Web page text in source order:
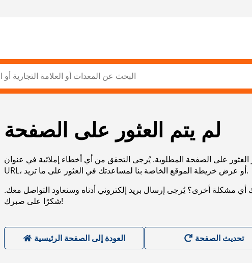
لم يتم العثور على الصفحة
العثور على الصفحة المطلوبة. يُرجى التحقق من أي أخطاء إملائية في عنوان
URL، أو عرض خريطة الموقع الخاصة بنا لمساعدتك في العثور على ما تريد.
أي مشكلة أخرى؟ يُرجى إرسال بريد إلكتروني أدناه وسنعاود التواصل معك.
شكرًا على صبرك!
العودة إلى الصفحة الرئيسية